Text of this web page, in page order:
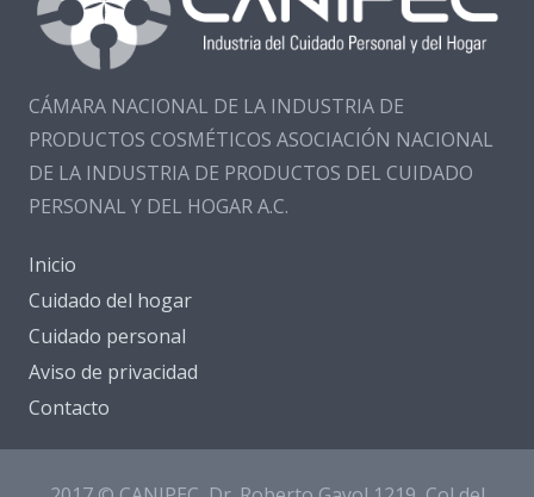
CÁMARA NACIONAL DE LA INDUSTRIA DE
PRODUCTOS COSMÉTICOS ASOCIACIÓN NACIONAL
DE LA INDUSTRIA DE PRODUCTOS DEL CUIDADO
PERSONAL Y DEL HOGAR A.C.
Inicio
Cuidado del hogar
Cuidado personal
Aviso de privacidad
Contacto